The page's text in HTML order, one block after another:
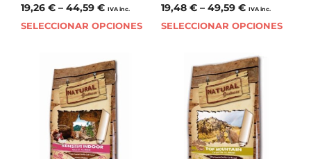
19,26 € – 44,59 € IVA inc.
SELECCIONAR OPCIONES
19,48 €– 49,59 € IVA inc.
SELECCIONAR OPCIONES